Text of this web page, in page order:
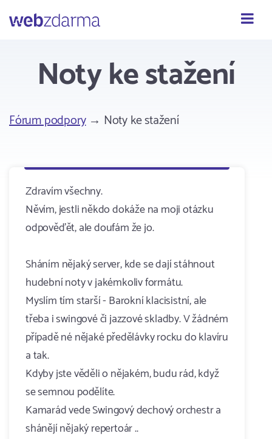
Webzdarma
Noty ke stažení
Fórum podpory→ Noty ke stažení
Zdravím všechny.
Něvím, jestli někdo dokáže na moji otázku
odpověďět, ale doufám že jo.
Sháním nějaký server, kde se dají stáhnout
hudební noty v jakémkoliv formátu.
Myslím tím starší - Barokní klacisistní, ale
třeba i swingové či jazzové skladby. V žádném
případě né nějaké předělávky rocku do klavíru
a tak.
Kdyby jste věděli o nějakém, budu rád, když
se semnou podělíte.
Kamarád vede Swingový dechový orchestr a
shánějí nějaký repertoár ..